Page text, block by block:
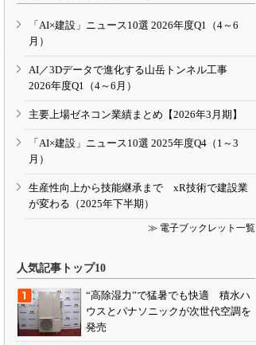
「AI×建設」ニュース10選 2026年度Q1（4～6
月）
AI／3Dデータで進化する山岳トンネル工事
2026年度Q1（4～6月）
主要上場ゼネコン業績まとめ【2026年3月期】
「AI×建設」ニュース10選 2025年度Q4（1～3
月）
生産性向上から技能継承まで xR技術で建設業
が変わる（2025年下半期）
≫ 電子ブックレット一覧
人気記事トップ10
“高除湿力”で猛暑でも快適 積水ハ
ウスとパナソニックが次世代空調を
発売